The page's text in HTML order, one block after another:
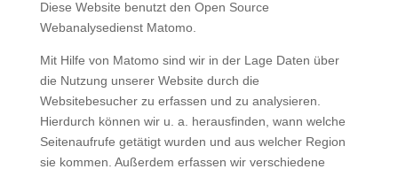
Diese Website benutzt den Open Source
Webanalysedienst Matomo.
Mit Hilfe von Matomo sind wir in der Lage Daten über
die Nutzung unserer Website durch die
Websitebesucher zu erfassen und zu analysieren.
Hierdurch können wir u. a. herausfinden, wann welche
Seitenaufrufe getätigt wurden und aus welcher Region
sie kommen. Außerdem erfassen wir verschiedene